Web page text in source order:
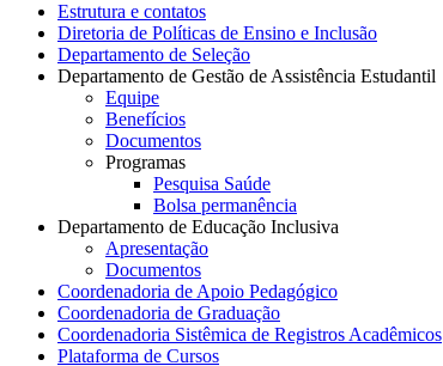
Estrutura e contatos
Diretoria de Políticas de Ensino e Inclusão
Departamento de Seleção
Departamento de Gestão de Assistência Estudantil
Equipe
Benefícios
Documentos
Programas
Pesquisa Saúde
Bolsa permanência
Departamento de Educação Inclusiva
Apresentação
Documentos
Coordenadoria de Apoio Pedagógico
Coordenadoria de Graduação
Coordenadoria Sistêmica de Registros Acadêmicos
Plataforma de Cursos